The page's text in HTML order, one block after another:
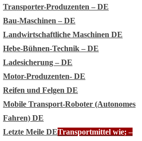
Transporter-Produzenten – DE
Bau-Maschinen – DE
Landwirtschaftliche Maschinen DE
Hebe-Bühnen-Technik – DE
Ladesicherung – DE
Motor-Produzenten- DE
Reifen und Felgen DE
Mobile Transport-Roboter (Autonomes
Fahren) DE
Letzte Meile DETransportmittel wie; –